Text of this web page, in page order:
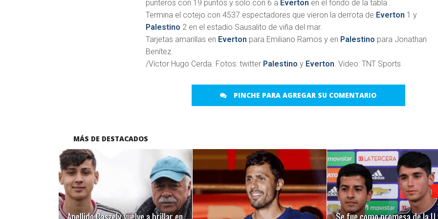
punteros con 19 puntos y solo con 6 a Everton en el fondo de la tabla .
Termina el cotejo con 4537 espectadores que vieron la derrota de Everton 1 y
Palestino 2 en el estadio Sausalito de viña del mar.
Tarjetas amarillas en Everton para Emiliano Ramos y en Palestino para Jonathan
Benítez.
/Víctor Hugo Cerda. Fotos: twitter Palestino y Everton . Video: TNT Sports
PINCHE PARA AGREGAR SU COMENTARIO
MÁS DE DESTACADOS
Apellido Caszely vuelve a brillar en
LEER MÁS
Se fue como promesa de la U
LEER MÁS